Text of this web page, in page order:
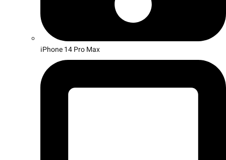
iPhone 14 Pro Max